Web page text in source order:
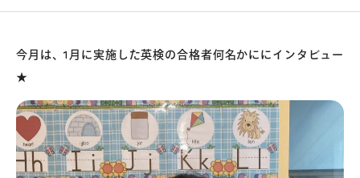
今月は、1月に実施した英検の合格者何名かににインタビュー
★